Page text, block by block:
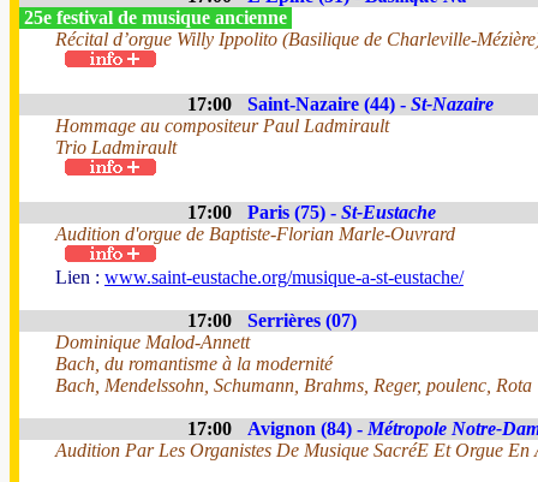
25e festival de musique ancienne
Récital d’orgue Willy Ippolito (Basilique de Charleville-
17:00 Saint-Nazaire (44) - St-Nazaire
Hommage au compositeur Paul Ladmirault
Trio Ladmirault
17:00 Paris (75) - St-Eustache
Audition d'orgue de Baptiste-Florian Marle-Ouvrard
Lien : www.saint-eustache.org/musique-a-st-eustache/
17:00
Serrières (07)
Dominique Malod-Annett
Bach, du romantisme à la modernité
Bach, Mendelssohn, Schumann, Brahms, Reger, poulenc, Rota
17:00 Avignon (84) - Métropole Notre-
Audition Par Les Organistes De Musique SacréE Et Orgue En